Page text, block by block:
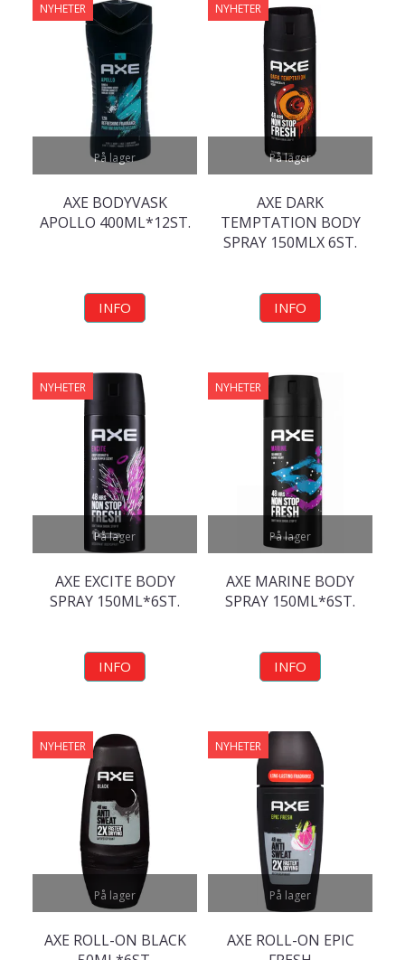
På lager
NYHETER
AXE BODYVASK
APOLLO 400ML*12ST.
INFO
På lager
NYHETER
AXE DARK
TEMPTATION BODY
SPRAY 150MLX 6ST.
INFO
På lager
NYHETER
AXE EXCITE BODY
SPRAY 150ML*6ST.
INFO
På lager
NYHETER
AXE MARINE BODY
SPRAY 150ML*6ST.
INFO
På lager
NYHETER
AXE ROLL-ON BLACK
På lager
NYHETER
AXE ROLL-ON EPIC